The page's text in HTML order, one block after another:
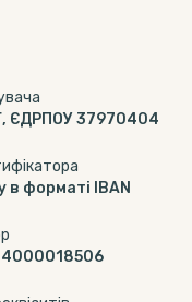
ЄДРПОУ 37970404
в форматі IBAN